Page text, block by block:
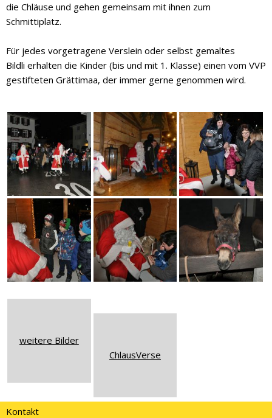
die Chläuse und gehen gemeinsam mit ihnen zum
Schmittiplatz.
Für jedes vorgetragene Verslein oder selbst gemaltes
Bildli erhalten die Kinder (bis und mit 1. Klasse) einen vom VVP
gestifteten Grättimaa, der immer gerne genommen wird.
weitere Bilder
ChlausVerse
Kontakt